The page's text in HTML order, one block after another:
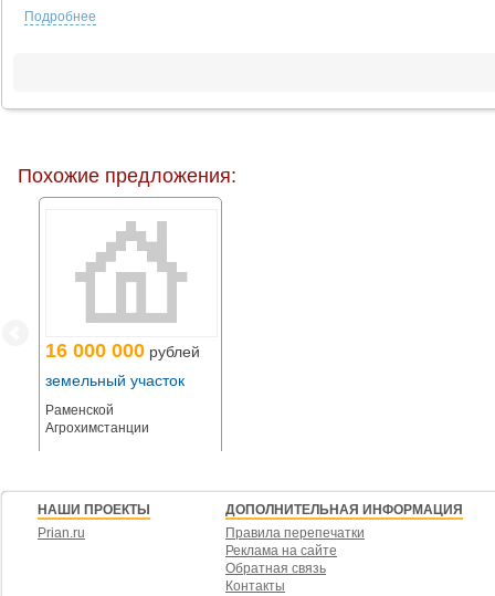
спецтехники.
Категория земель: Земли промышленности
Электричество: Точки подключения готовы
Газ: Магистральный газопровод среднего давления (возможность
Индустриальный парк расположен в Богородском г. о., вплотную к г.
Общественный транспорт: Ж/д станция «Кашино» и автобусные
Кадры: Близость к населенным пунктам и станции позволяет легко
_____________________________
Подробнее
Похожие предложения:
16 000 000рублей
земельный участок
Раменской
Агрохимстанции
НАШИ ПРОЕКТЫ
Prian.ru
ДОПОЛНИТЕЛЬНАЯ ИНФОРМАЦИЯ
Правила перепечатки
Реклама на сайте
Обратная связь
Контакты